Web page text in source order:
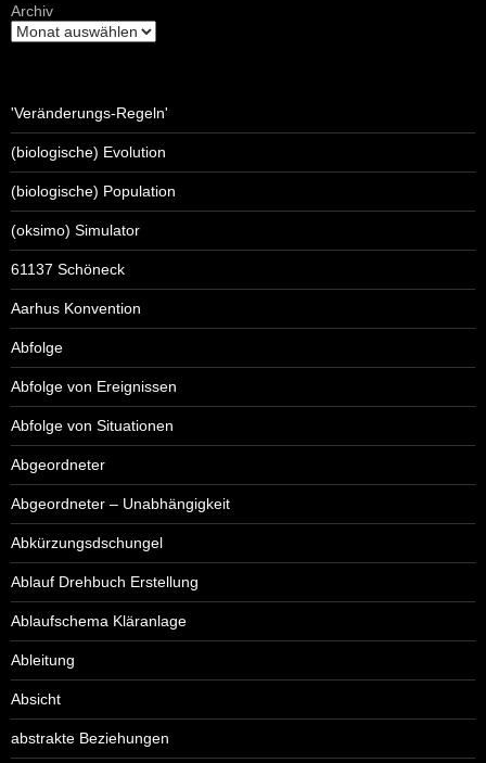
Archiv
'Veränderungs-Regeln'
(biologische) Evolution
(biologische) Population
(oksimo) Simulator
61137 Schöneck
Aarhus Konvention
Abfolge
Abfolge von Ereignissen
Abfolge von Situationen
Abgeordneter
Abgeordneter – Unabhängigkeit
Abkürzungsdschungel
Ablauf Drehbuch Erstellung
Ablaufschema Kläranlage
Ableitung
Absicht
abstrakte Beziehungen